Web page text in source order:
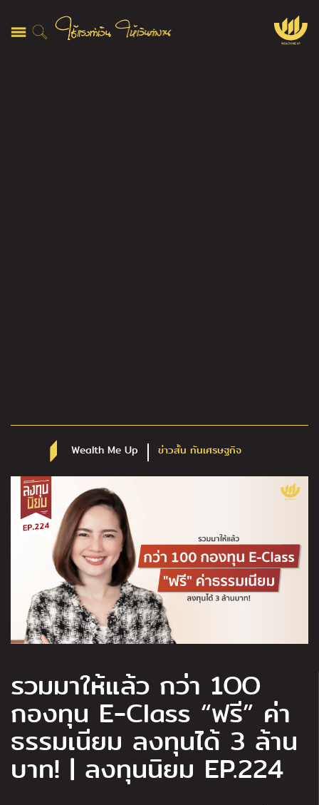
Wealth Me Up ข่าวสั้น ทันเศรษฐกิจ
รวมมาให้แล้ว กว่า 1OO
กองทุน E-Class “ฟรี” ค่า
ธรรมเนียม ลงทุนได้ 3 ล้าน
บาท! | ลงทุนนิยม EP.224